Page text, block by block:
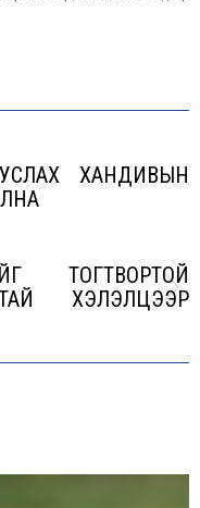
ХАНДИВЫН
ТОГТВОРТОЙ
ХЭЛЭЛЦЭЭР